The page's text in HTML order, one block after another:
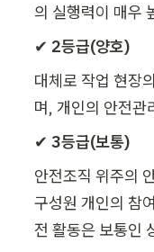
의 실행력이 매우
✔ 2등급(양호)
대체로 작업 현장
며, 개인의 안전관
✔ 3등급(보통)
안전조직 위주의
구성원 개인의 참
전 활동은 보통인